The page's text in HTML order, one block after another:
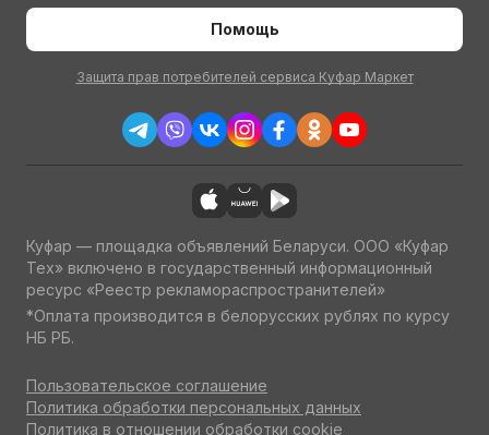
Помощь
Защита прав потребителей сервиса Куфар Маркет
Куфар — площадка объявлений Беларуси. ООО «Куфар
Тех» включено в государственный информационный
ресурс «Реестр рекламораспространителей»
*Оплата производится в белорусских рублях по курсу
НБ РБ.
Пользовательское соглашение
Политика обработки персональных данных
Политика в отношении обработки cookie